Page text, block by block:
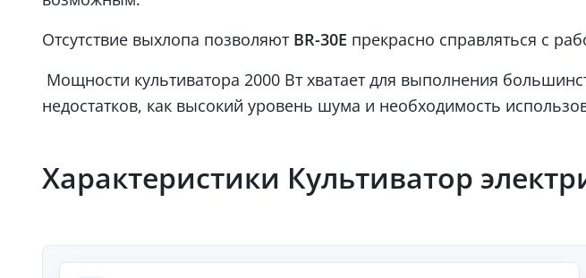
Отсутствие выхлопа позволяют BR-30E прекрасно справляться с
Мощности культиватора 2000 Вт хватает для выполнения
недостатков, как высокий уровень шума и необходимость
Характеристики Культиватор